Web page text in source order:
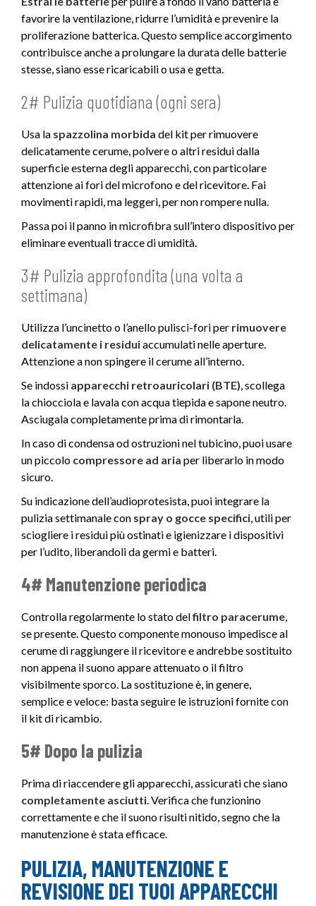
favorire la ventilazione, ridurre l’umidità e prevenire la
proliferazione batterica. Questo semplice accorgimento
contribuisce anche a prolungare la durata delle batterie
stesse, siano esse ricaricabili o usa e getta.
2# Pulizia quotidiana (ogni sera)
Usa la spazzolina morbida del kit per rimuovere
delicatamente cerume, polvere o altri residui dalla
superficie esterna degli apparecchi, con particolare
attenzione ai fori del microfono e del ricevitore. Fai
movimenti rapidi, ma leggeri, per non rompere nulla.
Passa poi il panno in microfibra sull’intero dispositivo per
eliminare eventuali tracce di umidità.
3# Pulizia approfondita (una volta a
settimana)
Utilizza l’uncinetto o l’anello pulisci-fori per rimuovere
delicatamente i residuiaccumulati nelle aperture.
Attenzione a non spingere il cerume all’interno.
Se indossi apparecchi retroauricolari (BTE), scollega
la chiocciola e lavala con acqua tiepida e sapone neutro.
Asciugala completamente prima di rimontarla.
In caso di condensa od ostruzioni nel tubicino, puoi usare
un piccolo compressore ad aria per liberarlo in modo
sicuro.
Su indicazione dell’audioprotesista, puoi integrare la
pulizia settimanale con spray o gocce specifici, utili per
sciogliere i residui più ostinati e igienizzare i dispositivi
per l’udito, liberandoli da germi e batteri.
4# Manutenzione periodica
Controlla regolarmente lo stato delfiltro paracerume,
se presente. Questo componente monouso impedisce al
cerume di raggiungere il ricevitore e andrebbe sostituito
non appena il suono appare attenuato o il filtro
visibilmente sporco. La sostituzione è, in genere,
semplice e veloce: basta seguire le istruzioni fornite con
il kit di ricambio.
5# Dopo la pulizia
Prima di riaccendere gli apparecchi, assicurati che siano
completamente asciutti. Verifica che funzionino
correttamente e che il suono risulti nitido, segno che la
manutenzione è stata efficace.
PULIZIA, MANUTENZIONE E
REVISIONE DEI TUOI APPARECCHI